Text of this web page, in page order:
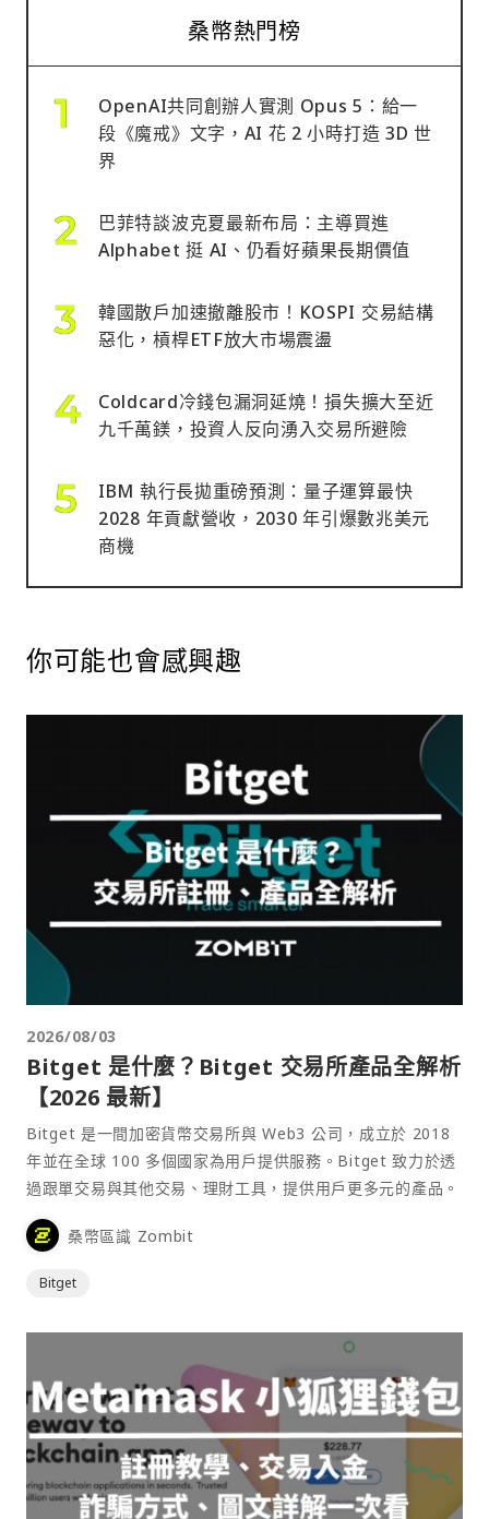
桑幣熱門榜
OpenAI共同創辦人實測 Opus 5：給一
段《魔戒》文字，AI 花 2 小時打造 3D 世
界
巴菲特談波克夏最新布局：主導買進
Alphabet 挺 AI、仍看好蘋果長期價值
韓國散戶加速撤離股市！KOSPI 交易結構
惡化，槓桿ETF放大市場震盪
Coldcard冷錢包漏洞延燒！損失擴大至近
九千萬鎂，投資人反向湧入交易所避險
IBM 執行長拋重磅預測：量子運算最快
2028 年貢獻營收，2030 年引爆數兆美元
商機
你可能也會感興趣
2026/08/03
Bitget 是什麼？Bitget 交易所產品全解析
【2026 最新】
Bitget 是一間加密貨幣交易所與 Web3 公司，成立於 2018
年並在全球 100 多個國家為用戶提供服務。Bitget 致力於透
過跟單交易與其他交易、理財工具，提供用戶更多元的產品。
桑幣區識 Zombit
Bitget